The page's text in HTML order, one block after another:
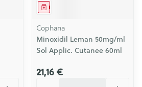
Médicament
Cophana
Minoxidil Leman 50mg/ml
Sol Applic. Cutanee 60ml
21,16 €